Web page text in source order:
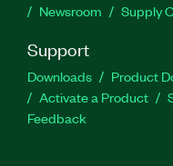
Newsroom
Supply
Support
Downloads Product
Activate a Product
Feedback